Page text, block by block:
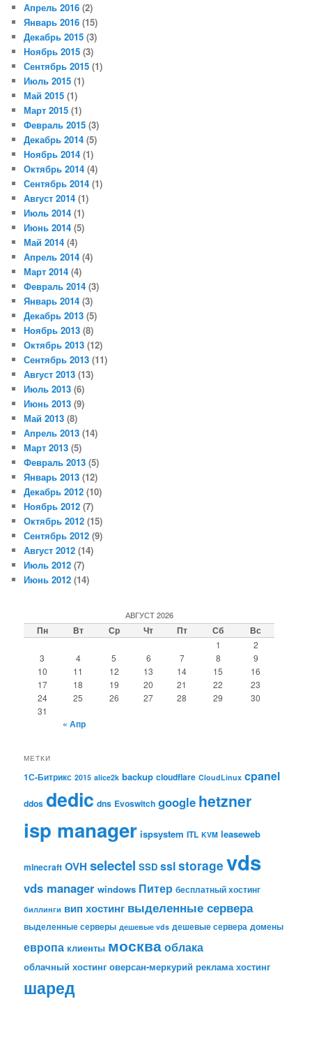
Апрель 2016 (2)
Январь 2016 (15)
Декабрь 2015 (3)
Ноябрь 2015 (3)
Сентябрь 2015 (1)
Июль 2015 (1)
Май 2015 (1)
Март 2015 (1)
Февраль 2015 (3)
Декабрь 2014 (5)
Ноябрь 2014 (1)
Октябрь 2014 (4)
Сентябрь 2014 (1)
Август 2014 (1)
Июль 2014 (1)
Июнь 2014 (5)
Май 2014 (4)
Апрель 2014 (4)
Март 2014 (4)
Февраль 2014 (3)
Январь 2014 (3)
Декабрь 2013 (5)
Ноябрь 2013 (8)
Октябрь 2013 (12)
Сентябрь 2013 (11)
Август 2013 (13)
Июль 2013 (6)
Июнь 2013 (9)
Май 2013 (8)
Апрель 2013 (14)
Март 2013 (5)
Февраль 2013 (5)
Январь 2013 (12)
Декабрь 2012 (10)
Ноябрь 2012 (7)
Октябрь 2012 (15)
Сентябрь 2012 (9)
Август 2012 (14)
Июль 2012 (7)
Июнь 2012 (14)
АВГУСТ 2026
Пн Вт Ср Чт Пт Сб Вс
1
2
3
4 5 6 7 8
9
10
11 12 13 14 15
16
17
18 19 20 21 22
23
24
25 26 27 28 29
30
31
« Апр
МЕТКИ
1С-Битрикс 2015 alice2k backup cloudflare CloudLinux cpanel
ddos dedic dns Evoswitch google hetzner
isp manager ispsystem ITL KVM leaseweb
minecraft OVH selectel SSD sslstorage vds
vds manager windows Питер бесплатный хостинг
биллинги вип хостинг выделенные сервера
выделенные серверы дешевые vds дешевые сервера домены
европа клиенты москваоблака
облачный хостинг оверсан-меркурий реклама хостинг
шаред